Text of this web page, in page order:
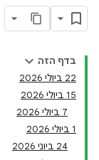
בדף הזה
‫22 ביולי 2026
‫15 ביולי 2026
‫7 ביולי 2026
‫1 ביולי 2026
‫24 ביוני 2026